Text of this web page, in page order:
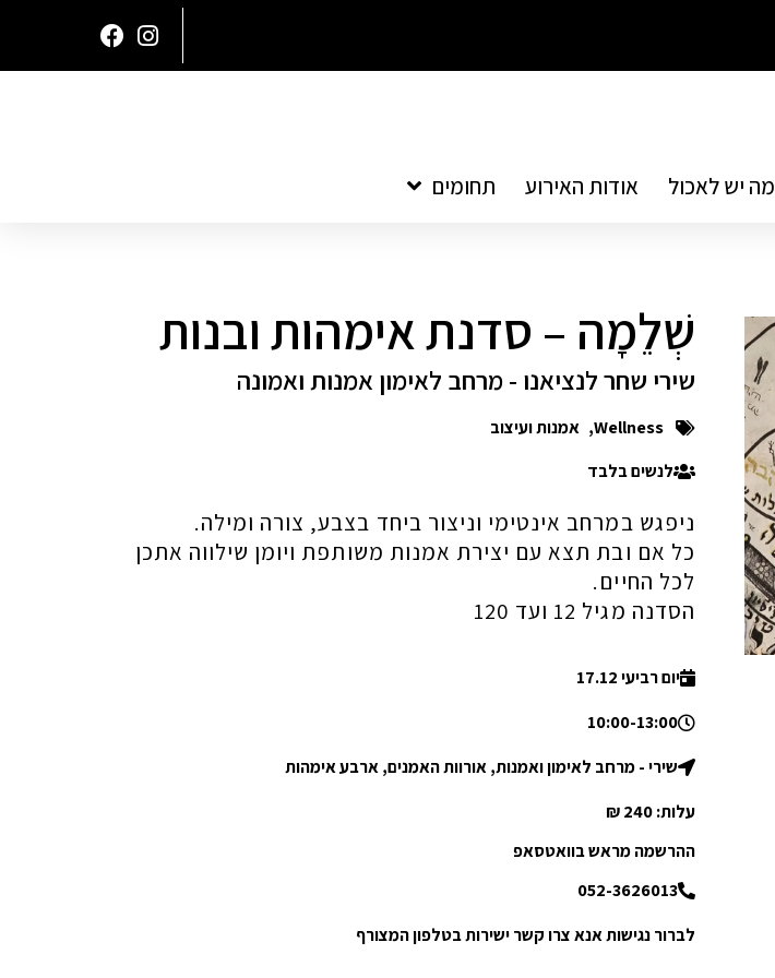
מה יש לאכול אודות האירוע תחומים
שְׁלֵמָה – סדנת אימהות ובנות
שירי שחר לנציאנו - מרחב לאימון אמנות ואמונה
Wellness
, אמנות ועיצוב
לנשים בלבד
ניפגש במרחב אינטימי וניצור ביחד בצבע, צורה ומילה.
כל אם ובת תצא עם יצירת אמנות משותפת ויומן שילווה אתכן
לכל החיים.
הסדנה מגיל 12 ועד 120
יום רביעי 17.12
10:00-13:00
שירי - מרחב לאימון ואמנות, אורוות האמנים, ארבע אימהות
עלות: 240 ₪
ההרשמה מראש בוואטסאפ
052-3626013
לברור נגישות אנא צרו קשר ישירות בטלפון המצורף